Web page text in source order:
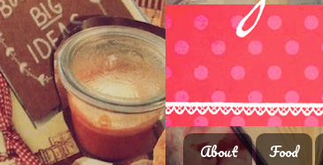
About Food